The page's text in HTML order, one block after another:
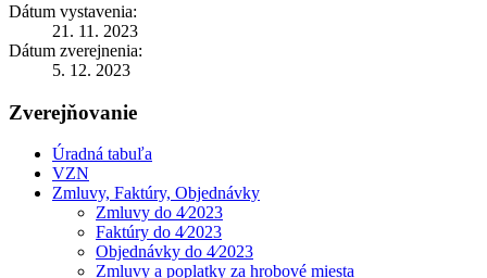
Dátum vystavenia:
21. 11. 2023
Dátum zverejnenia:
5. 12. 2023
Zverejňovanie
Úradná tabuľa
VZN
Zmluvy, Faktúry, Objednávky
Zmluvy do 4⁄2023
Faktúry do 4⁄2023
Objednávky do 4⁄2023
Zmluvy a poplatky za hrobové miesta